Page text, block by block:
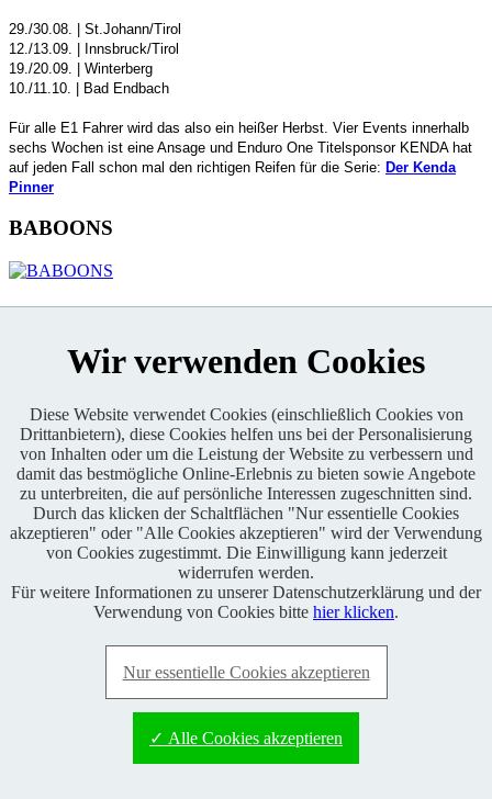
29./30.08. | St.Johann/Tirol
12./13.09. | Innsbruck/Tirol
19./20.09. | Winterberg
10./11.10. | Bad Endbach
Für alle E1 Fahrer wird das also ein heißer Herbst. Vier Events innerhalb
sechs Wochen ist eine Ansage und Enduro One Titelsponsor KENDA hat
auf jeden Fall schon mal den richtigen Reifen für die Serie: Der Kenda
Pinner
BABOONS
KONTAKT
Enduro One Series Partner
Copyright © 2021 BABOONS GmbH. Alle Rechte vorbehalten.
Keine Haftung und kein Anspruch auf Vollständigkeit sowie
Richtigkeit von Inhalten, Berichten und Kommentaren.
Impressum|Datenschutz|RSS-Feed|Presse|
|Admin
Wir verwenden Cookies
Diese Website verwendet Cookies (einschließlich Cookies von
Drittanbietern), diese Cookies helfen uns bei der Personalisierung
von Inhalten oder um die Leistung der Website zu verbessern und
damit das bestmögliche Online-Erlebnis zu bieten sowie Angebote
zu unterbreiten, die auf persönliche Interessen zugeschnitten sind.
Durch das klicken der Schaltflächen "Nur essentielle Cookies
akzeptieren" oder "Alle Cookies akzeptieren" wird der Verwendung
von Cookies zugestimmt. Die Einwilligung kann jederzeit
widerrufen werden.
Für weitere Informationen zu unserer Datenschutzerklärung und der
Verwendung von Cookies bitte hier klicken.
Nur essentielle Cookies akzeptieren
✓ Alle Cookies akzeptieren